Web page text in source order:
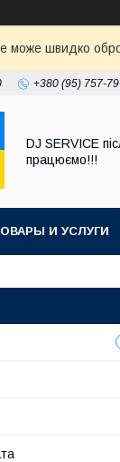
може швидко
+380 (95) 757-
DJ SERVICE
працюємо!!!
И УСЛУГИ